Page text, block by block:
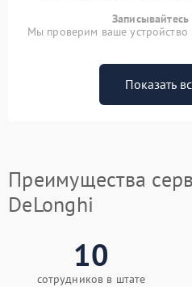
Мы проверим ваше устройство
Показать
Преимущества
DeLonghi
10
сотрудников в штате